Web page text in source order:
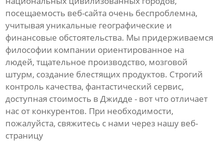
посещаемость веб-сайта очень беспроблемна,
учитывая уникальные географические и
финансовые обстоятельства. Мы придерживаемся
философии компании ориентированное на
людей, тщательное производство, мозговой
штурм, создание блестящих продуктов. Строгий
контроль качества, фантастический сервис,
доступная стоимость в Джидде - вот что отличает
нас от конкурентов. При необходимости,
пожалуйста, свяжитесь с нами через нашу веб-
страницу